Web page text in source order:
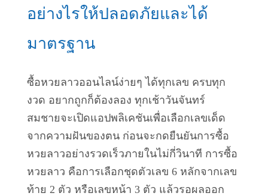
อย่างไรให้ปลอดภัยและได้
มาตรฐาน
ซื้อหวยลาวออนไลน์ง่ายๆ ได้ทุกเลข ครบทุก
งวด อยากถูกก็ต้องลอง ทุกเช้าวันจันทร์
สมชายจะเปิดแอปพลิเคชันเพื่อเลือกเลขเด็ด
จากความฝันของตน ก่อนจะกดยืนยันการซื้อ
หวยลาวอย่างรวดเร็วภายในไม่กี่วินาที การซื้อ
หวยลาว คือการเลือกชุดตัวเลข 6 หลักจากเลข
ท้าย 2 ตัว หรือเลขหน้า 3 ตัว แล้วรอผลออก